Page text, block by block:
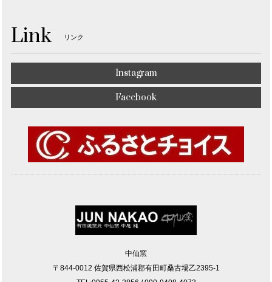
Link リンク
Instagram
Facebook
中仙窯
〒844-0012 佐賀県西松浦郡有田町桑古場乙2395-1